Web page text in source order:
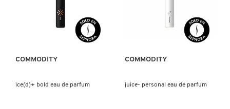
SKIN 1004
VISTA RÁPIDA
COMMODITY
ice(d)+ bold eau de parfum
VISTA RÁPIDA
COMMODITY
juice- personal eau de parfum